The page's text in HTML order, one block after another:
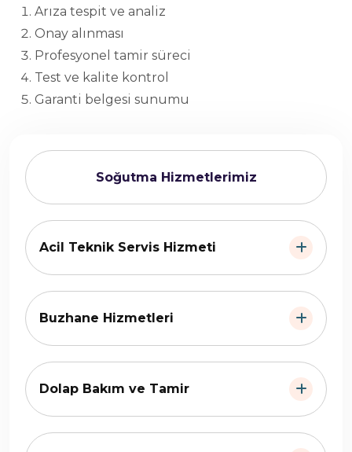
Soğutma Hizmetlerimiz
Acil Teknik Servis Hizmeti
Buzhane Hizmetleri
Dolap Bakım ve Tamir
Arıza tespit ve analiz
Onay alınması
Profesyonel tamir süreci
Test ve kalite kontrol
Garanti belgesi sunumu